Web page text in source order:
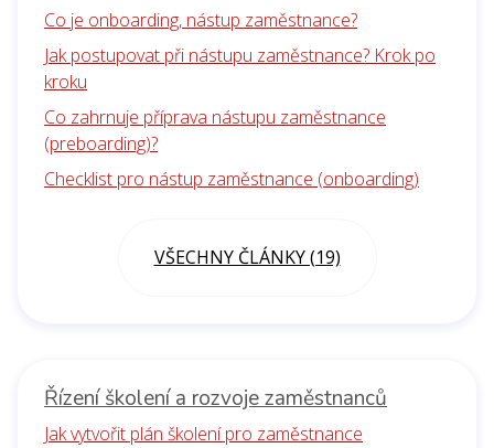
Co je onboarding, nástup zaměstnance?
Jak postupovat při nástupu zaměstnance? Krok po
kroku
Co zahrnuje příprava nástupu zaměstnance
(preboarding)?
Checklist pro nástup zaměstnance (onboarding)
VŠECHNY ČLÁNKY (19)
Řízení školení a rozvoje zaměstnanců
Jak vytvořit plán školení pro zaměstnance